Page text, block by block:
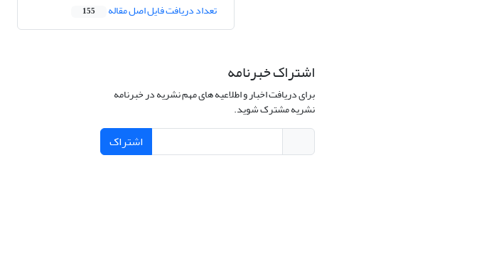
تعداد دریافت فایل اصل مقاله 155
اشتراک خبرنامه
برای دریافت اخبار و اطلاعیه های مهم نشریه در خبرنامه
نشریه مشترک شوید.
اشتراک